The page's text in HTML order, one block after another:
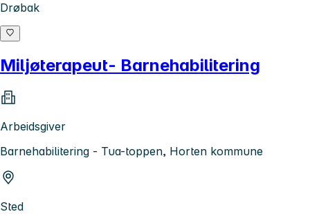
Drøbak
Miljøterapeut- Barnehabilitering
Arbeidsgiver
Barnehabilitering - Tua-toppen, Horten kommune
Sted